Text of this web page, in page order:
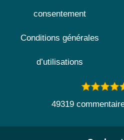
consentement
Conditions générales
d’utilisations
49319